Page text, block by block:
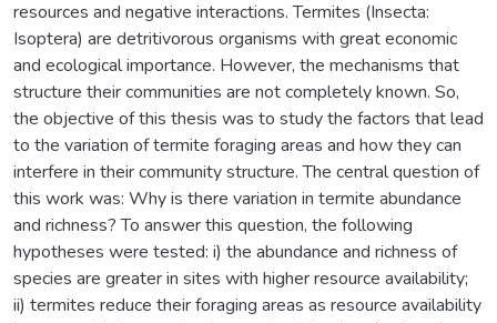
resources and negative interactions. Termites (Insecta:
Isoptera) are detritivorous organisms with great economic
and ecological importance. However, the mechanisms that
structure their communities are not completely known. So,
the objective of this thesis was to study the factors that lead
to the variation of termite foraging areas and how they can
interfere in their community structure. The central question of
this work was: Why is there variation in termite abundance
and richness? To answer this question, the following
hypotheses were tested: i) the abundance and richness of
species are greater in sites with higher resource availability;
ii) termites reduce their foraging areas as resource availability